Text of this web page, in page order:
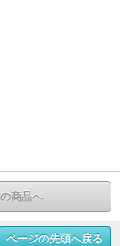
商品へ
ページの先頭へ戻る